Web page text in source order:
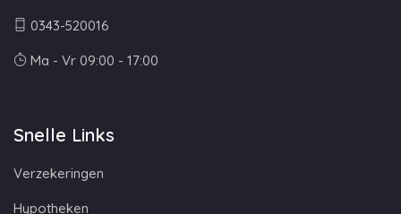
0343-520016
Ma - Vr 09:00 - 17:00
Snelle Links
Verzekeringen
Hypotheken